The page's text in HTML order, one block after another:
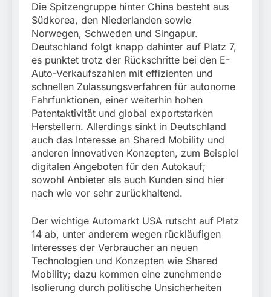
Die Spitzengruppe hinter China besteht aus
Südkorea, den Niederlanden sowie
Norwegen, Schweden und Singapur.
Deutschland folgt knapp dahinter auf Platz 7,
es punktet trotz der Rückschritte bei den E-
Auto-Verkaufszahlen mit effizienten und
schnellen Zulassungsverfahren für autonome
Fahrfunktionen, einer weiterhin hohen
Patentaktivität und global exportstarken
Herstellern. Allerdings sinkt in Deutschland
auch das Interesse an Shared Mobility und
anderen innovativen Konzepten, zum Beispiel
digitalen Angeboten für den Autokauf;
sowohl Anbieter als auch Kunden sind hier
nach wie vor sehr zurückhaltend.
Der wichtige Automarkt USA rutscht auf Platz
14 ab, unter anderem wegen rückläufigen
Interesses der Verbraucher an neuen
Technologien und Konzepten wie Shared
Mobility; dazu kommen eine zunehmende
Isolierung durch politische Unsicherheiten